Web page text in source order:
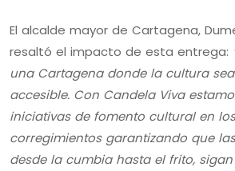
El alcalde mayor de Cartagena,
resaltó el impacto de esta entrega:
una Cartagena donde la cultura
accesible. Con Candela Viva
iniciativas de fomento cultural en
corregimientos garantizando que
desde la cumbia hasta el frito,